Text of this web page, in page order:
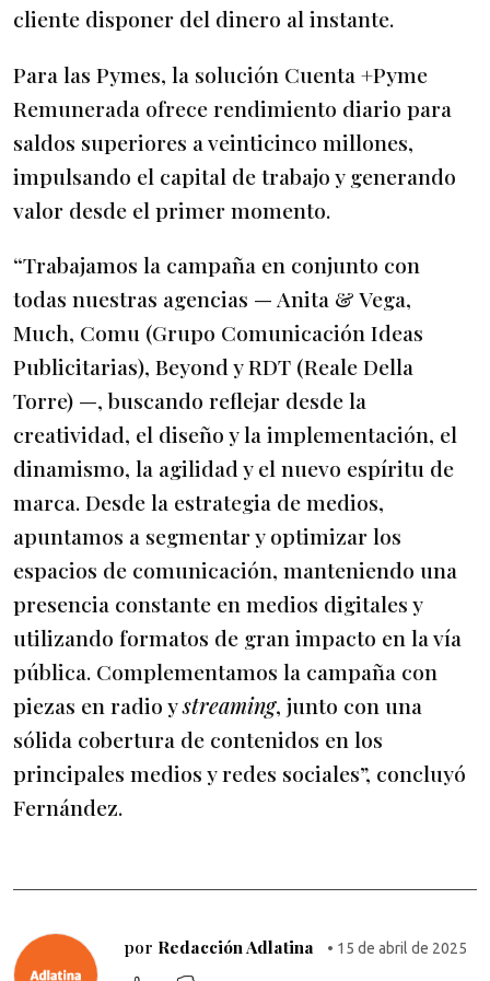
cliente disponer del dinero al instante.
Para las Pymes, la solución Cuenta +Pyme
Remunerada ofrece rendimiento diario para
saldos superiores a veinticinco millones,
impulsando el capital de trabajo y generando
valor desde el primer momento.
“Trabajamos la campaña en conjunto con
todas nuestras agencias — Anita & Vega,
Much, Comu (Grupo Comunicación Ideas
Publicitarias), Beyond y RDT (Reale Della
Torre) —, buscando reflejar desde la
creatividad, el diseño y la implementación, el
dinamismo, la agilidad y el nuevo espíritu de
marca. Desde la estrategia de medios,
apuntamos a segmentar y optimizar los
espacios de comunicación, manteniendo una
presencia constante en medios digitales y
utilizando formatos de gran impacto en la vía
pública. Complementamos la campaña con
piezas en radio ystreaming, junto con una
sólida cobertura de contenidos en los
principales medios y redes sociales”, concluyó
Fernández.
por Redacción Adlatina • 15 de abril de 2025